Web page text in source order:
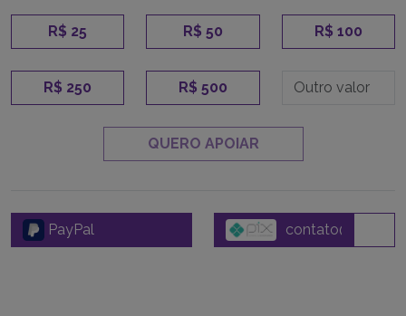
R$ 25 R$ 50 R$ 100
R$ 250 R$ 500
QUERO APOIAR
PayPal